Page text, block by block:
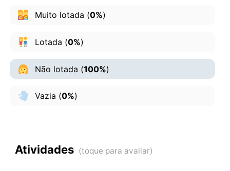
Muito lotada (0%)
Lotada (0%)
Não lotada (100%)
Vazia (0%)
Atividades